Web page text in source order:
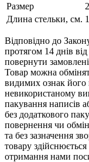
Размер
Длина стельки, см.
Відповідно до
протягом 14 днів
повернути
Товар можна
видимих ​​ознак його
невикористаному
пакування написів
без додаткового
повернення чи
та без зазначення
товару
отримання нами